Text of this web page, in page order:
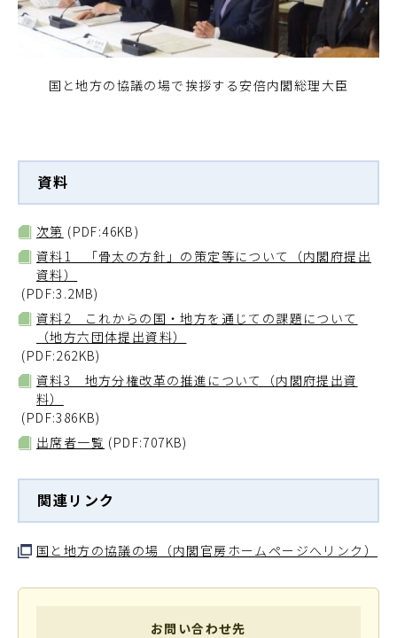
国と地方の協議の場で挨拶する安倍内閣総理大臣
資料
次第 (PDF:46KB)
資料1 「骨太の方針」の策定等について（内閣府提出
資料）
(PDF:3.2MB)
資料2 これからの国・地方を通じての課題について
（地方六団体提出資料）
(PDF:262KB)
資料3 地方分権改革の推進について（内閣府提出資
料）
(PDF:386KB)
出席者一覧 (PDF:707KB)
関連リンク
国と地方の協議の場（内閣官房ホームページへリンク）
お問い合わせ先